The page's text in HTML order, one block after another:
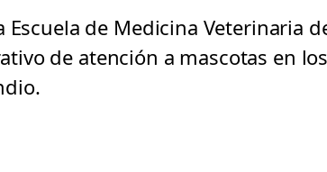
Escuela de Medicina Veterinaria
de atención a mascotas en